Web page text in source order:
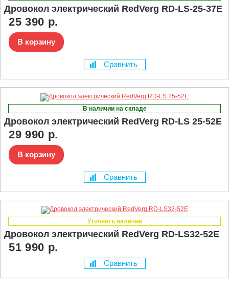
Дровокол электрический RedVerg RD-LS-25-37E
25 390 р.
В корзину
Сравнить
В наличии на складе
Дровокол электрический RedVerg RD-LS 25-52E
29 990 р.
В корзину
Сравнить
Уточнять наличие
Дровокол электрический RedVerg RD-LS32-52E
51 990 р.
Сравнить